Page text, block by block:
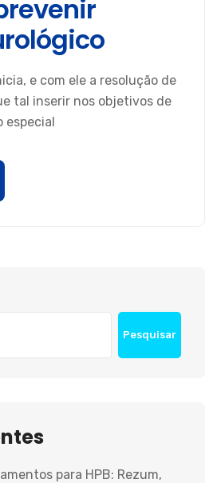
e com ele a resolução de
tal inserir nos objetivos de
especial
Pesquisar
para HPB: Rezum,